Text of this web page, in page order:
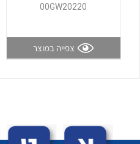
00GW20220
צפייה במוצר